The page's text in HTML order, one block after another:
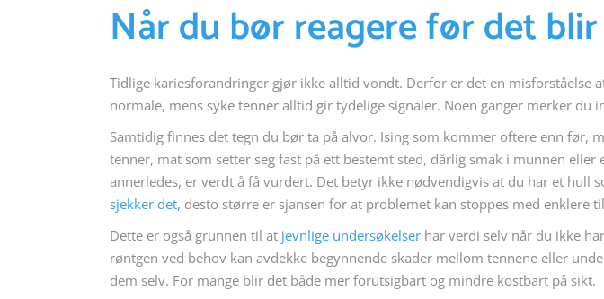
Når du bør reagere før det
Tidlige kariesforandringer gjør ikke alltid vondt. Derfor er det en misforståelse
normale, mens syke tenner alltid gir tydelige signaler. Noen ganger merker du
Samtidig finnes det tegn du bør ta på alvor. Ising som kommer oftere enn før,
tenner, mat som setter seg fast på ett bestemt sted, dårlig smak i munnen eller
annerledes, er verdt å få vurdert. Det betyr ikke nødvendigvis at du har et hull
sjekker det, desto større er sjansen for at problemet kan stoppes med enklere
Dette er også grunnen til at jevnlige undersøkelser har verdi selv når du ikke
røntgen ved behov kan avdekke begynnende skader mellom tennene eller
dem selv. For mange blir det både mer forutsigbart og mindre kostbart på sikt.